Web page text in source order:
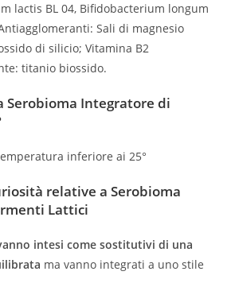
lactis BL 04, Bifidobacterium longum
Sali di magnesio
di silicio; Vitamina B2
titanio biossido.
Serobioma Integratore di
inferiore ai 25°
relative a Serobioma
Lattici
intesi come sostitutivi di una
ma vanno integrati a uno stile